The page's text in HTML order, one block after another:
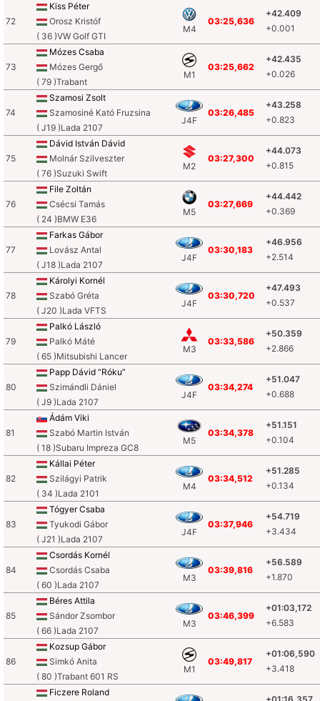
72
Kiss Péter
Orosz Kristóf
( 36 )VW Golf GTI
M4
03:25,636
+42.409
+0.001
73
Mózes Csaba
Mózes Gergő
( 79 )Trabant
M1
03:25,662
+42.435
+0.026
74
Szamosi Zsolt
Szamosiné Kató Fruzsina
( J19 )Lada 2107
J4F
03:26,485
+43.258
+0.823
75
Dávid István Dávid
Molnár Szilveszter
( 76 )Suzuki Swift
M2
03:27,300
+44.073
+0.815
76
File Zoltán
Csécsi Tamás
( 24 )BMW E36
M5
03:27,669
+44.442
+0.369
77
Farkas Gábor
Lovász Antal
( J18 )Lada 2107
J4F
03:30,183
+46.956
+2.514
78
Károlyi Kornél
Szabó Gréta
( J20 )Lada VFTS
J4F
03:30,720
+47.493
+0.537
79
Palkó László
Palkó Máté
( 65 )Mitsubishi Lancer
M3
03:33,586
+50.359
+2.866
80
Papp Dávid “Róku”
Szimándli Dániel
( J9 )Lada 2107
J4F
03:34,274
+51.047
+0.688
81
Ádám Viki
Szabó Martin István
( 18 )Subaru Impreza GC8
M5
03:34,378
+51.151
+0.104
82
Kállai Péter
Szilágyi Patrik
( 34 )Lada 2101
M4
03:34,512
+51.285
+0.134
83
Tógyer Csaba
Tyukodi Gábor
( J21 )Lada 2107
J4F
03:37,946
+54.719
+3.434
84
Csordás Kornél
Csordás Csaba
( 60 )Lada 2107
M3
03:39,816
+56.589
+1.870
85
Béres Attila
Sándor Zsombor
( 66 )Lada 2107
M3
03:46,399
+01:03,172
+6.583
86
Kozsup Gábor
Simkó Anita
( 80 )Trabant 601 RS
M1
03:49,817
+01:06,590
+3.418
Ficzere Roland